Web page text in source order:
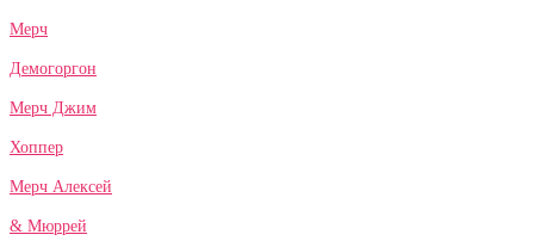
Мерч
Демогоргон
Мерч Джим
Хоппер
Мерч Алексей
& Мюррей